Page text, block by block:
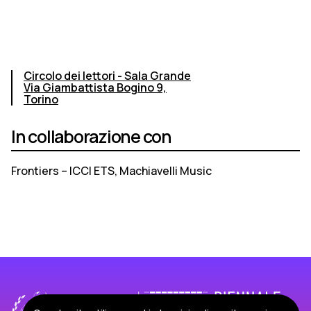
Circolo dei lettori - Sala Grande
Via Giambattista Bogino 9,
Torino
In collaborazione con
Frontiers – ICCI ETS, Machiavelli Music